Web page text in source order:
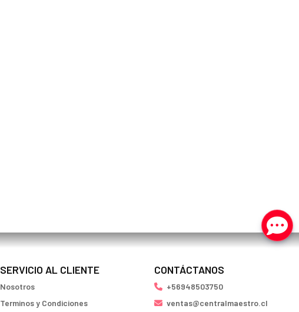
SERVICIO AL CLIENTE
Nosotros
Terminos y Condiciones
CONTÁCTANOS
+56948503750
ventas@centralmaestro.cl